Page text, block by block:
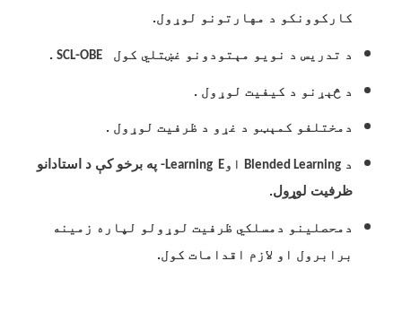
کارکوونکو د مهارتونو لوړول.
د تدریس د نویو مېتودونو غښتلي کول SCL-OBE
.
د څېړنو د کیفیت لوړول .
دمختلفو کمېټو د غړو د ظرفیت لوړول .
د ‌ Blended Learning او Learning E
- په برخو کې د استادانو
ظرفیت لوړول.
دمحصلینو دمسلکي ظرفیت لوړولو لپاره زمینه
برابرول او لازم اقدامات کول.